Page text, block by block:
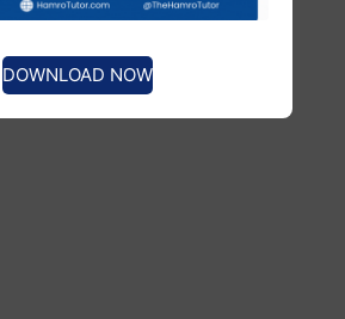
DOWNLOAD NOW